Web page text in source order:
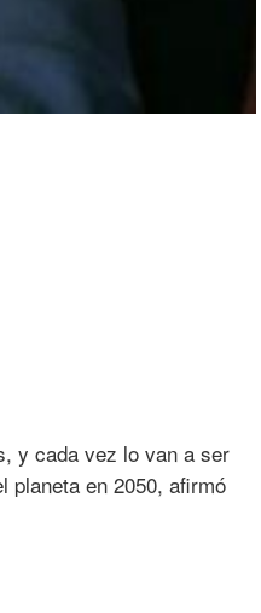
y cada vez lo van a ser
planeta en 2050, afirmó